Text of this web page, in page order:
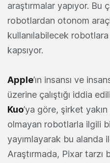
araştırmalar yapıyor. Bu
robotlardan otonom
kullanılabilecek
kapsıyor.
Apple’ın insansı ve
üzerine çalıştığı iddia
Kuo’ya göre, şirket
olmayan robotlarla ilgili
yayımlayarak bu alanda
Araştırmada, Pixar tarzı